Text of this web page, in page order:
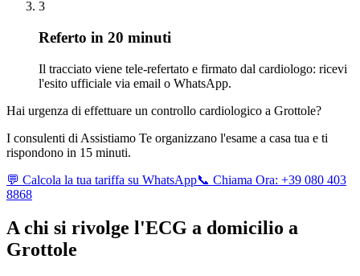
3
Referto in 20 minuti
Il tracciato viene tele-refertato e firmato dal cardiologo: ricevi
l'esito ufficiale via email o WhatsApp.
Hai urgenza di effettuare un controllo cardiologico a Grottole?
I consulenti di Assistiamo Te organizzano l'esame a casa tua e ti
rispondono in 15 minuti.
💬 Calcola la tua tariffa su WhatsApp📞 Chiama Ora: +39 080 403
8868
A chi si rivolge l'ECG a domicilio a
Grottole